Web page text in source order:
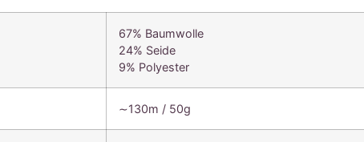
67% Baumwolle
24% Seide
9% Polyester
∼130m / 50g